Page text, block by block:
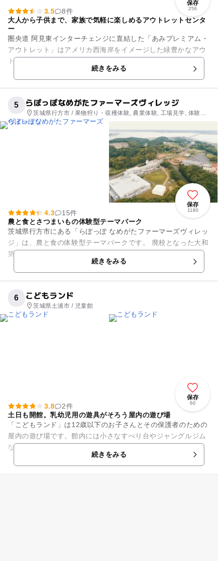
保存
256
3.5
8件
大人から子供まで、家族で気軽に楽しめるアウトレットセンタ
ー
圏央道 阿見東インターチェンジに直結した「あみプレミアム・
アウトレット」はアメリカ西海岸をイメージした緑豊かなアウ
トレットです。開放的なリゾート感溢れる敷地には、国内外の
有名ブランドから飲食店ま...続きをみる
5 らぽっぽなめがたファーマーズヴィレッジ
茨城県行方市 / 果物狩り・収穫体験, 農業体験, 工場見学, 体験施
設, 自然体験・アクティビティ
保存
1180
4.3
15件
農と食とさつまいもの体験型テーマパーク
茨城県行方市にある「らぽっぽ なめがたファーマーズヴィレッ
ジ」は、農と食の体験型テーマパークです。 廃校となった大和
第三小学校の校舎をリニューアルして建てられました。外装は
続きをみる
6 こどもランド
茨城県土浦市 / 児童館
保存
60
3.8
2件
土日も開館。乳幼児用の遊具がそろう屋内の遊び場
「こどもランド」は12歳以下のお子さんとその保護者のための
屋内の遊び場です。館内には小さなすべり台やジャングルジム
などの乳幼児用遊具を設置。さらに、ビルの8階にあるため眺
めがとてもよく、行き交う...続きをみる